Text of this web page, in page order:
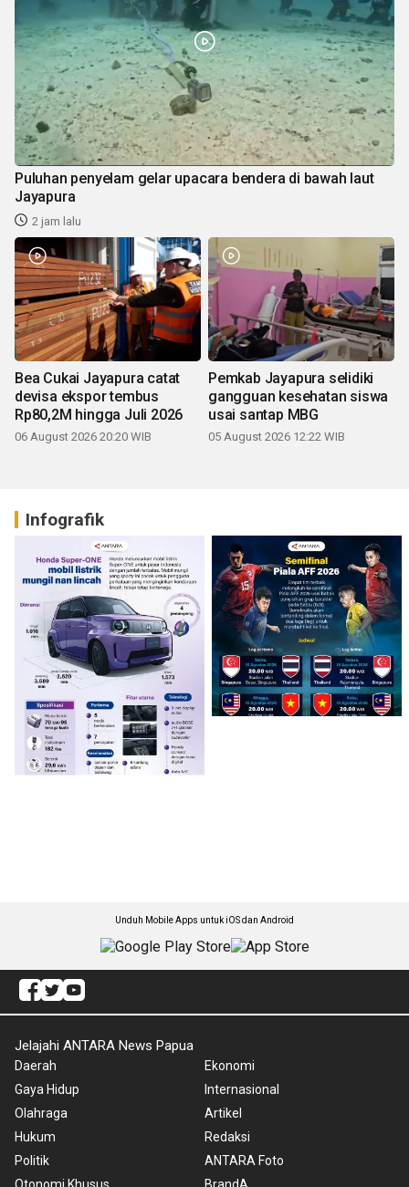
Puluhan penyelam gelar upacara bendera di bawah laut
Jayapura
2 jam lalu
Bea Cukai Jayapura catat
devisa ekspor tembus
Rp80,2M hingga Juli 2026
06 August 2026 20:20 WIB
Pemkab Jayapura selidiki
gangguan kesehatan siswa
usai santap MBG
05 August 2026 12:22 WIB
Infografik
Unduh Mobile Apps untuk iOS dan Android
Jelajahi ANTARA News Papua
Daerah
Gaya Hidup
Olahraga
Hukum
Politik
Ekonomi
Internasional
Artikel
Redaksi
ANTARA Foto